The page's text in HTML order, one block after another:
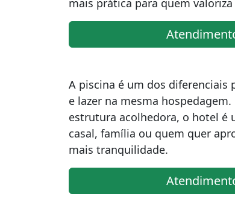
mais prática para quem
A piscina é um dos diferenciais
e lazer na mesma
estrutura acolhedora, o hotel é
casal, família ou quem quer
mais tranquilidade.